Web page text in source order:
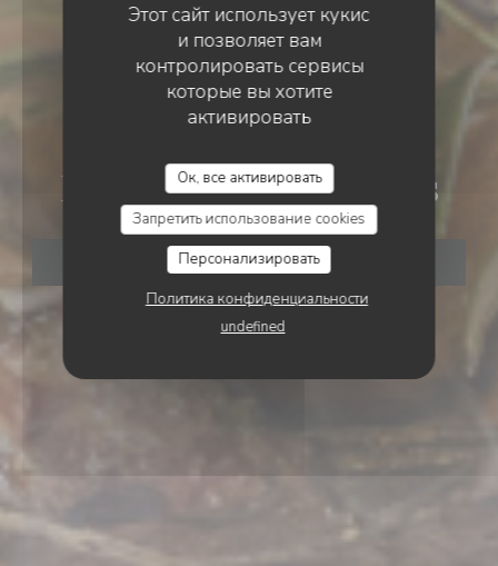
Этот сайт использует кукис
и позволяет вам
контролировать сервисы
которые вы хотите
активировать
Ок, все активировать
Запретить использование cookies
Персонализировать
Политика конфиденциальности
undefined
Le Chien Fou Orléans
ЗАБРОНИРОВАТЬ СТОЛИК